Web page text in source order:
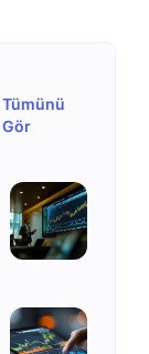
Tümünü
Gör